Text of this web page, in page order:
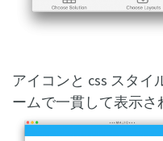
アイコンと css スタイ
ームで一貫して表示さ